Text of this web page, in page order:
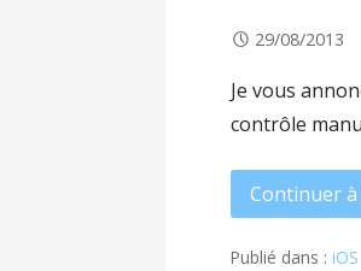
29/08/2013
Je vous
contrôle
Continuer
Publié dans : iOS